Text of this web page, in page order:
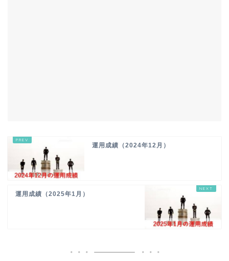
運用成績（2024年12月）
運用成績（2025年1月）